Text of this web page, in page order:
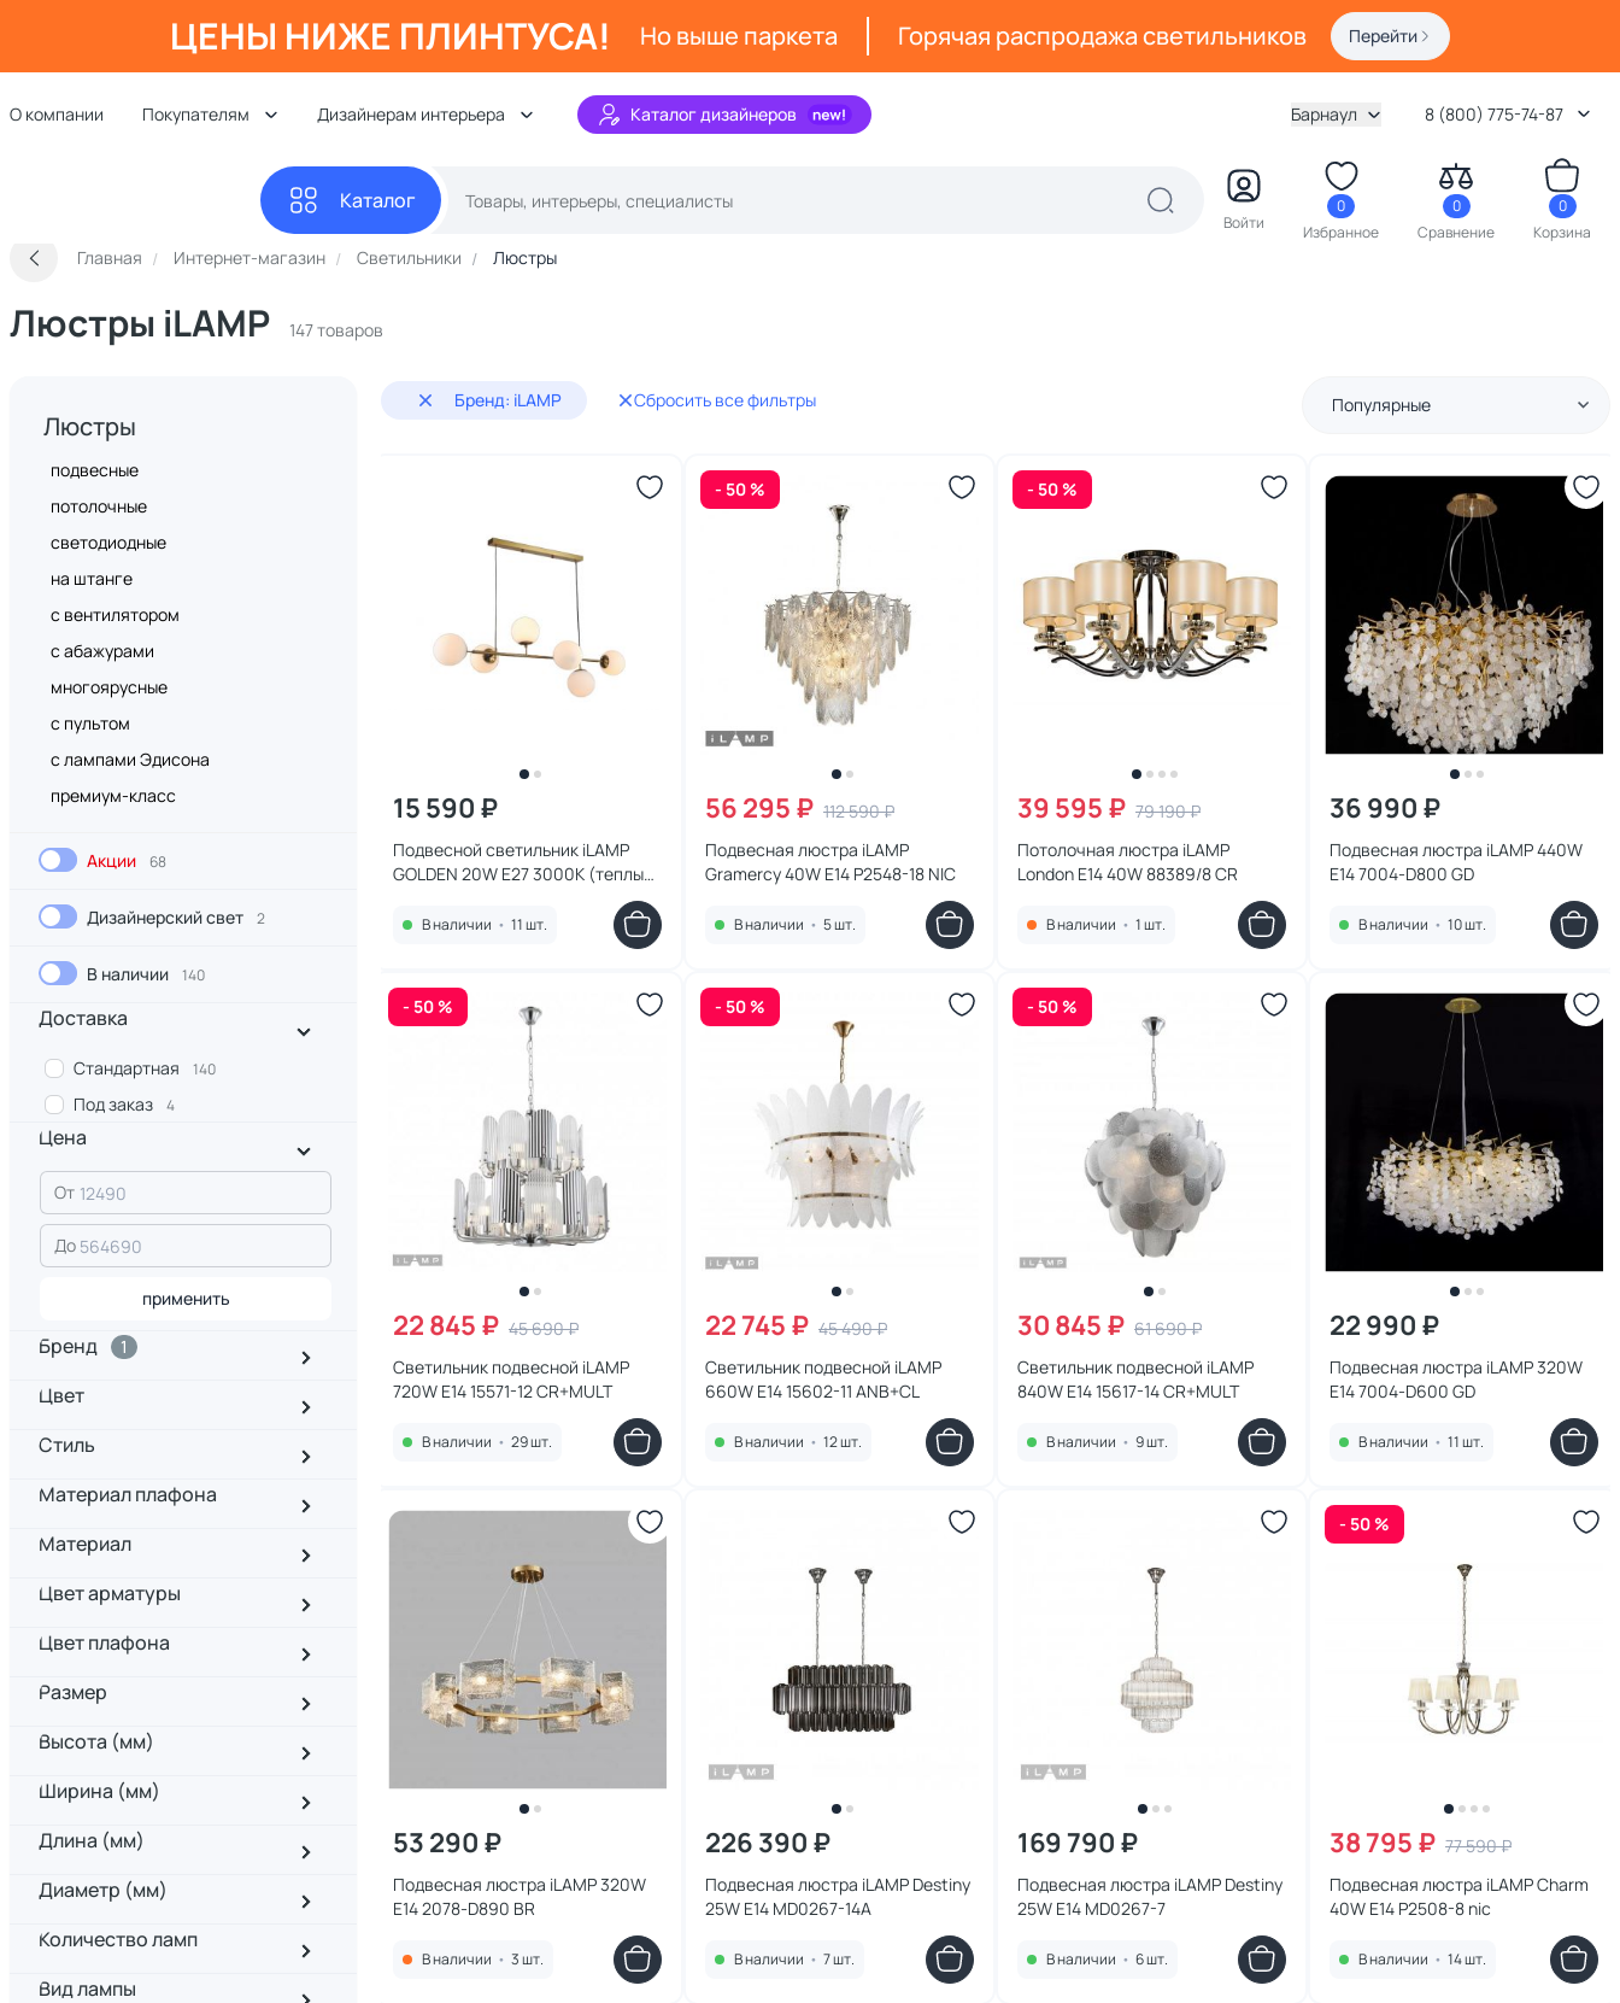
ЦЕНЫ НИЖЕ ПЛИНТУСА! Но выше паркета Горячая распродажа светильников Перейти
О компании Покупателям Дизайнерам интерьера Каталог дизайнеров Барнаул 8 (800) 775-74-87
Каталог
Войти
0
Избранное
0
Сравнение
0
Корзина
Главная Интернет-магазин Светильники Люстры
Люстры iLAMP 147 товаров
Люстры
подвесные
потолочные
светодиодные
на штанге
с вентилятором
с абажурами
многоярусные
с пультом
с лампами Эдисона
премиум-класс
Акции 68
Дизайнерский свет 2
В наличии 140
Доставка
Стандартная 140
Под заказ 4
Цена
От
До
применить
Бренд 1
Цвет
Стиль
Материал плафона
Материал
Цвет арматуры
Цвет плафона
Размер
Высота (мм)
Ширина (мм)
Длина (мм)
Диаметр (мм)
Количество ламп
Вид лампы
Бренд: iLAMP Сбросить все фильтры Популярные
15 590 ₽
Подвесной светильник iLAMP
GOLDEN 20W E27 3000К (теплый)
В наличии • 11 шт.
- 50 %
56 295 ₽ 112 590 ₽
Подвесная люстра iLAMP
Gramercy 40W E14 P2548-18 NIC
В наличии • 5 шт.
- 50 %
39 595 ₽ 79 190 ₽
Потолочная люстра iLAMP
London E14 40W 88389/8 CR
В наличии • 1 шт.
36 990 ₽
Подвесная люстра iLAMP 440W
E14 7004-D800 GD
В наличии • 10 шт.
- 50 %
22 845 ₽ 45 690 ₽
Светильник подвесной iLAMP
720W E14 15571-12 CR+MULT
В наличии • 29 шт.
- 50 %
22 745 ₽ 45 490 ₽
Светильник подвесной iLAMP
660W E14 15602-11 ANB+CL
В наличии • 12 шт.
- 50 %
30 845 ₽ 61 690 ₽
Светильник подвесной iLAMP
840W E14 15617-14 CR+MULT
В наличии • 9 шт.
22 990 ₽
Подвесная люстра iLAMP 320W
E14 7004-D600 GD
В наличии • 11 шт.
53 290 ₽
Подвесная люстра iLAMP 320W
E14 2078-D890 BR
В наличии • 3 шт.
226 390 ₽
Подвесная люстра iLAMP Destiny
25W E14 MD0267-14A
В наличии • 7 шт.
169 790 ₽
Подвесная люстра iLAMP Destiny
25W E14 MD0267-7
В наличии • 6 шт.
- 50 %
38 795 ₽ 77 590 ₽
Подвесная люстра iLAMP Charm
40W E14 P2508-8 nic
В наличии • 14 шт.